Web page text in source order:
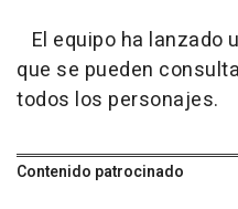
El equipo ha lanzado
que se pueden
todos los personajes.
Contenido patrocinado